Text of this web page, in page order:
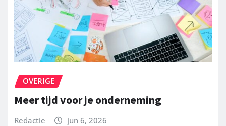
OVERIGE
Meer tijd voor je onderneming
Redactie jun 6, 2026